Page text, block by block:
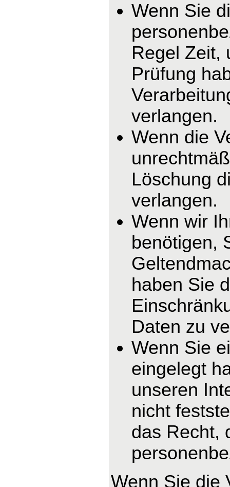
Wenn Sie
Regel Zeit,
Prüfung
verlangen.
Wenn die
Löschung
verlangen.
Wenn wir
benötigen,
haben Sie
Daten zu
Wenn Sie
eingelegt
unseren
nicht
das Recht,
Wenn Sie die